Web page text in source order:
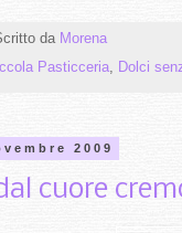
da Morena
Pasticceria, Dolci
2009
cuore